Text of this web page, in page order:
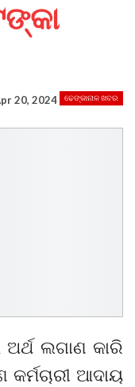
ଢେଙ୍କାନାଳ ଖବର
20, 2024
ଲଗାଣ କାରି
କର୍ମଚାରୀ ଆଦାୟ